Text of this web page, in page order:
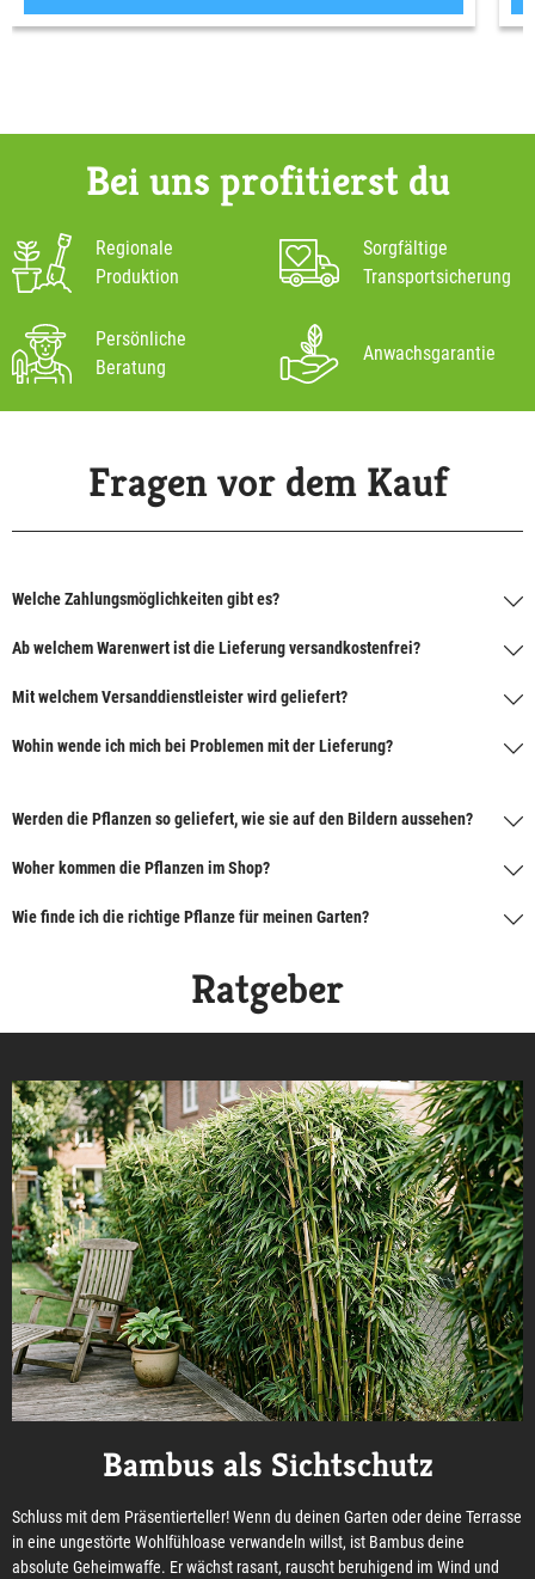
Bei uns profitierst du
Regionale
Produktion
Sorgfältige
Transportsicherung
Persönliche
Beratung
Anwachsgarantie
Fragen vor dem Kauf
Welche Zahlungsmöglichkeiten gibt es?
Ab welchem Warenwert ist die Lieferung versandkostenfrei?
Mit welchem Versanddienstleister wird geliefert?
Wohin wende ich mich bei Problemen mit der Lieferung?
Werden die Pflanzen so geliefert, wie sie auf den Bildern aussehen?
Woher kommen die Pflanzen im Shop?
Wie finde ich die richtige Pflanze für meinen Garten?
Ratgeber
Bambus als Sichtschutz
Schluss mit dem Präsentierteller! Wenn du deinen Garten oder deine Terrasse
in eine ungestörte Wohlfühloase verwandeln willst, ist Bambus deine
absolute Geheimwaffe. Er wächst rasant, rauscht beruhigend im Wind und